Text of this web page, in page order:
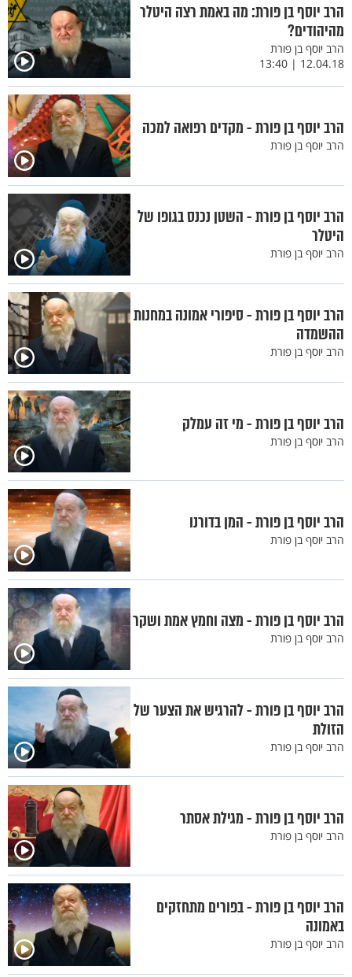
הרב יוסף בן פורת: מה באמת רצה היטלר
מהיהודים?
הרב יוסף בן פורת
12.04.18 | 13:40
הרב יוסף בן פורת - מקדים רפואה למכה
הרב יוסף בן פורת
הרב יוסף בן פורת - השטן נכנס בגופו של
היטלר
הרב יוסף בן פורת
הרב יוסף בן פורת - סיפורי אמונה במחנות
ההשמדה
הרב יוסף בן פורת
הרב יוסף בן פורת - מי זה עמלק
הרב יוסף בן פורת
הרב יוסף בן פורת - המן בדורנו
הרב יוסף בן פורת
הרב יוסף בן פורת - מצה וחמץ אמת ושקר
הרב יוסף בן פורת
הרב יוסף בן פורת - להרגיש את הצער של
הזולת
הרב יוסף בן פורת
הרב יוסף בן פורת - מגילת אסתר
הרב יוסף בן פורת
הרב יוסף בן פורת - בפורים מתחזקים
באמונה
הרב יוסף בן פורת